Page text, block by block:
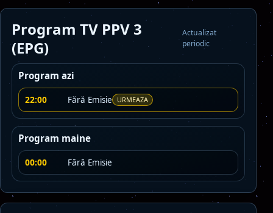
Program TV PPV 3
(EPG)
Actualizat
periodic
Program azi
22:00 Fără Emisie URMEAZA
Program maine
00:00 Fără Emisie